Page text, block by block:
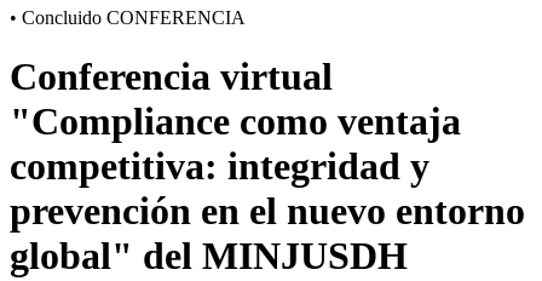
• Concluido CONFERENCIA
Conferencia virtual
"Compliance como ventaja
competitiva: integridad y
prevención en el nuevo entorno
global" del MINJUSDH